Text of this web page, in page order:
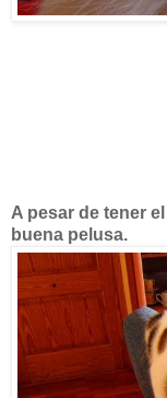
A pesar de tener
buena pelusa.